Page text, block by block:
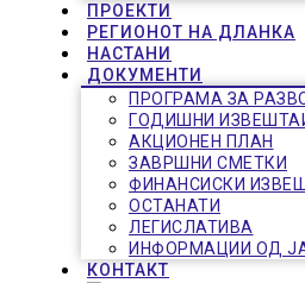
ПРОЕКТИ
РЕГИОНОТ НА ДЛАНКА
НАСТАНИ
ДОКУМЕНТИ
ПРОГРАМА ЗА
ГОДИШНИ
АКЦИОНЕН ПЛАН
ЗАВРШНИ СМЕТКИ
ФИНАНСИСКИ
ОСТАНАТИ
ЛЕГИСЛАТИВА
ИНФОРМАЦИИ ОД
КОНТАКТ